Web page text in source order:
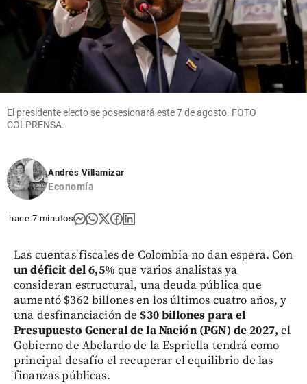
El presidente electo se posesionará este 7 de agosto. FOTO
COLPRENSA.
Andrés Villamizar
Economía
hace 7 minutos
Las cuentas fiscales de Colombia no dan espera. Con
un déficit del 6,5% que varios analistas ya
consideran estructural, una deuda pública que
aumentó $362 billones en los últimos cuatro años, y
una desfinanciación de $30 billones para el
Presupuesto General de la Nación (PGN) de 2027, el
Gobierno de Abelardo de la Espriella tendrá como
principal desafío el recuperar el equilibrio de las
finanzas públicas.